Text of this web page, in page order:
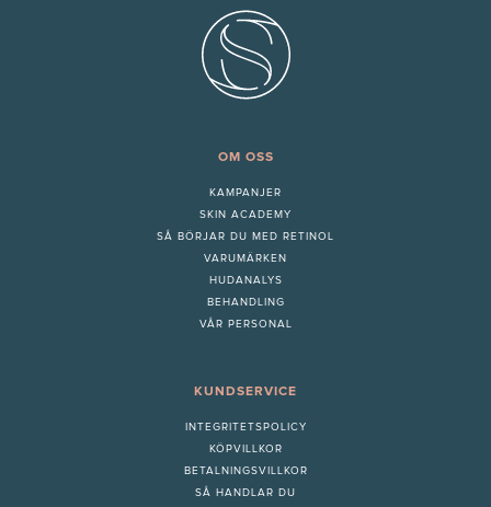
OM OSS
KAMPANJER
SKIN ACADEMY
SÅ BÖRJAR DU MED RETINOL
VARUMÄRKEN
HUDANALYS
BEHANDLING
VÅR PERSONAL
KUNDSERVICE
INTEGRITETSPOLICY
KÖPVILLKOR
BETALNINGSVILLKOR
SÅ HANDLAR DU